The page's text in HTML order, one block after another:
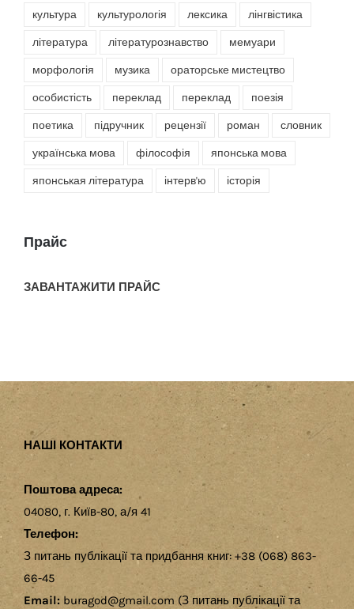
культура культурологія лексика лінгвістика
література літературознавство мемуари
морфологія музика ораторське мистецтво
особистість переклад переклад поезія
поетика підручник рецензії роман словник
українська мова філософія японська мова
японськая література інтерв'ю історія
Прайс
ЗАВАНТАЖИТИ ПРАЙС
НАШІ КОНТАКТИ
Поштова адреса:
04080, г. Київ-80, а/я 41
Телефон:
З питань публікації та придбання книг: +38 (068) 863-
66-45
Email: buragod@gmail.com (З питань публікації та